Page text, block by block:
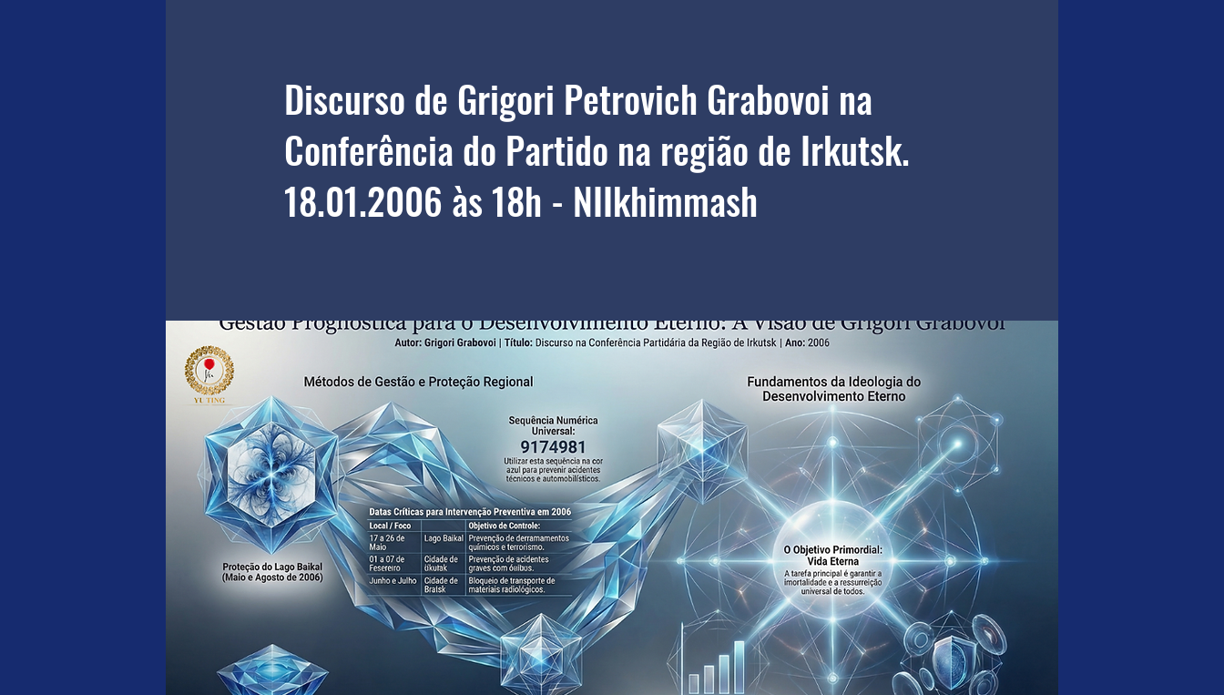
Discurso de Grigori Petrovich Grabovoi na
Conferência do Partido na região de Irkutsk.
18.01.2006 às 18h - NIIkhimmash